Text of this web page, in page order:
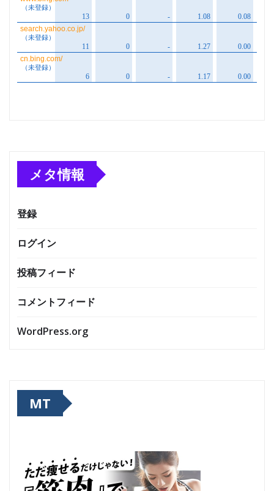
メタ情報
登録
ログイン
投稿フィード
コメントフィード
WordPress.org
MT